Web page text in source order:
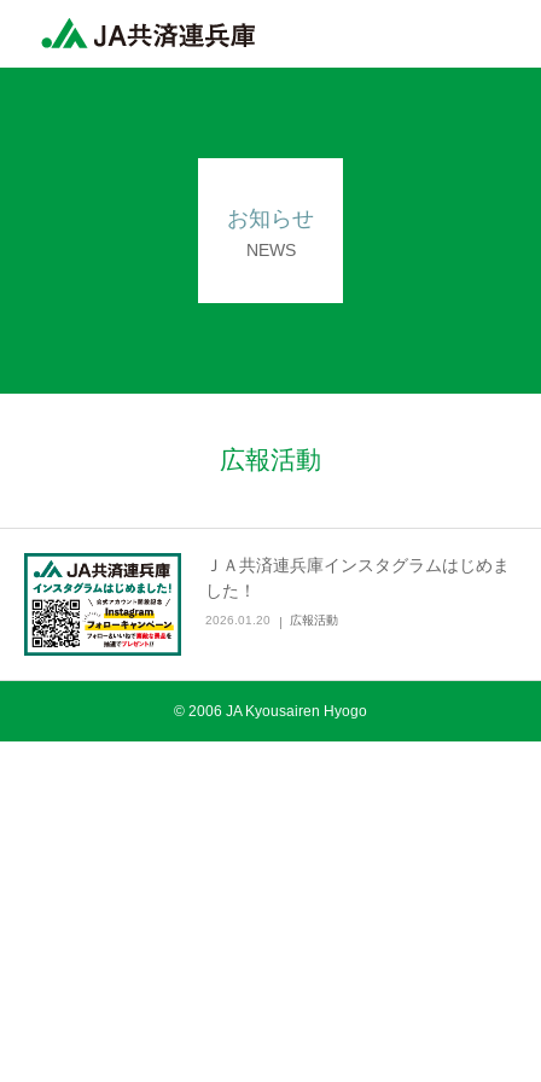
お知らせ
NEWS
広報活動
ＪＡ共済連兵庫インスタグラムはじめま
した！
2026.01.20 広報活動
©︎ 2006 JA Kyousairen Hyogo